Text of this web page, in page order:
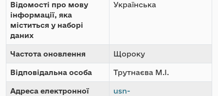
Відомості про мову
інформації, яка
міститься у наборі
даних
Українська
Частота оновлення Щороку
Відповідальна особа Трутнаєва М.І.
Адреса електронної
usn-